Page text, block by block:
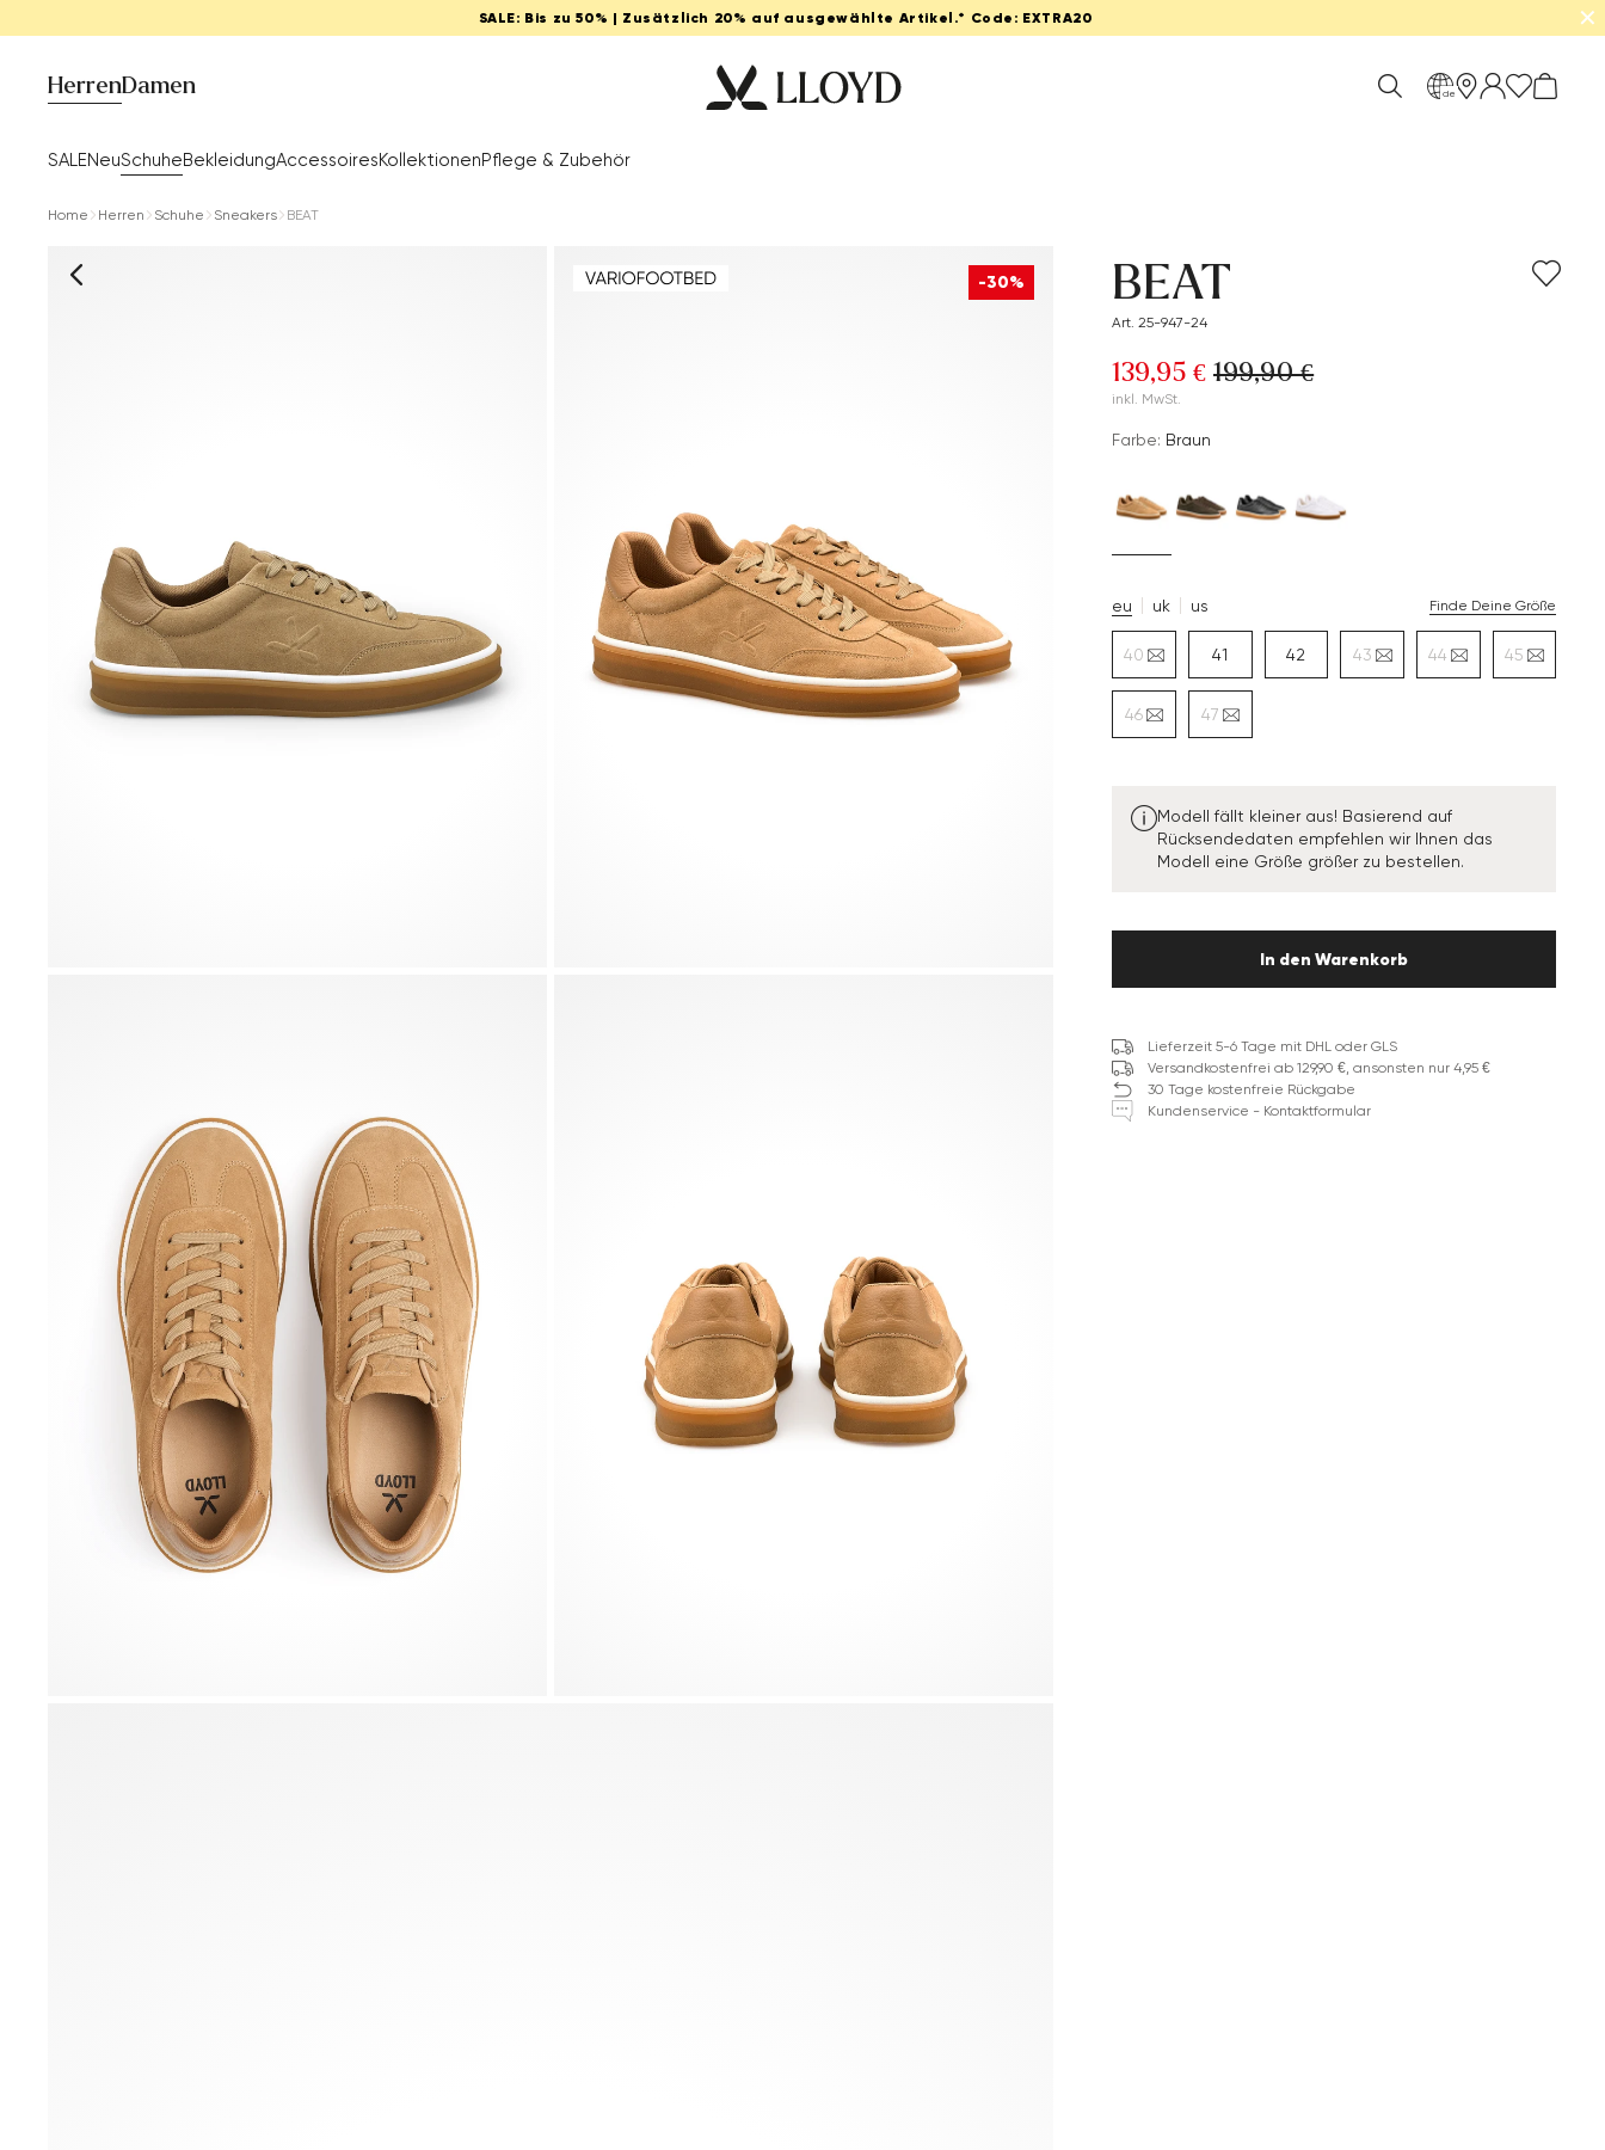
SALE: Bis zu 50% | Zusätzlich 20% auf ausgewählte Artikel.* Code: EXTRA20 ✕
Herren
SALENeuSchuheBekleidungAccessoiresKollektionenPflege & Zubehör
Damen de
Home Herren Schuhe Sneakers BEAT
-30% BEAT
Art. 25-947-24
139,95 € 199,90 €
inkl. MwSt.
Farbe: Braun
eu uk us Finde Deine Größe
40 41 42 43 44 45
46 47
Modell fällt kleiner aus! Basierend auf
Rücksendedaten empfehlen wir Ihnen das
Modell eine Größe größer zu bestellen.
In den Warenkorb
Lieferzeit 5-6 Tage mit DHL oder GLS
Versandkostenfrei ab 129,90 €, ansonsten nur 4,95 €
30 Tage kostenfreie Rückgabe
Kundenservice - Kontaktformular